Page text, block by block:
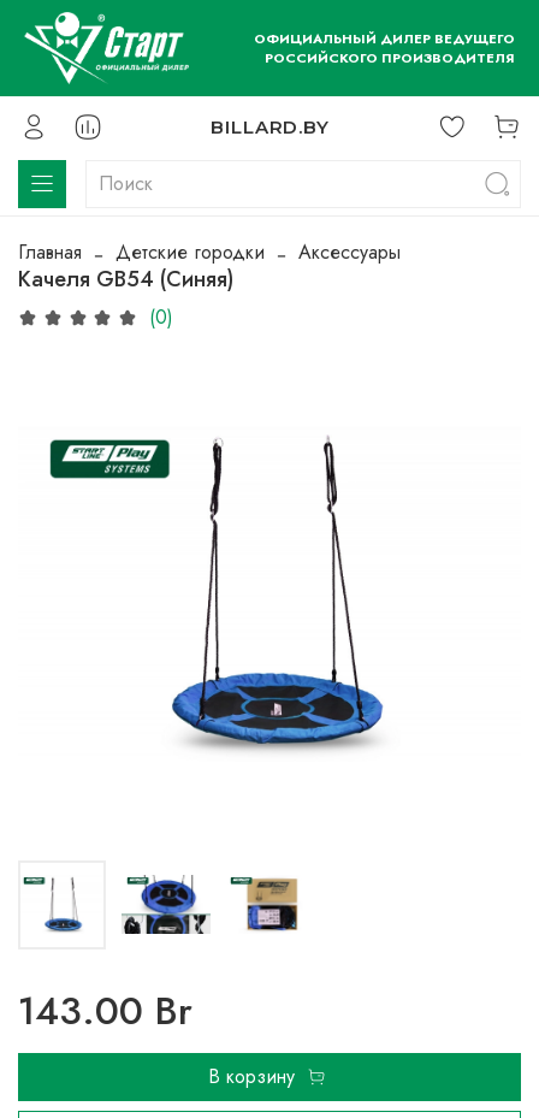
ОФИЦИАЛЬНЫЙ ДИЛЕР ВЕДУЩЕГО
РОССИЙСКОГО ПРОИЗВОДИТЕЛЯ
BILLARD.BY
Главная Детские городки Аксессуары
Качеля GB54 (Синяя)
(0)
143.00 Br
В корзину